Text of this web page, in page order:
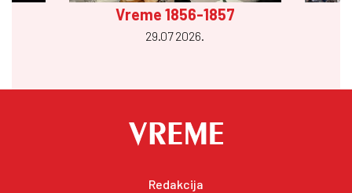
Vreme 1856-1857
29.07 2026.
Redakcija